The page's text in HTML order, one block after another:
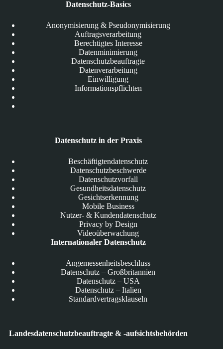
Datenschutz-Basics
Anonymisierung & Pseudonymisierung
Auftragsverarbeitung
Berechtigtes Interesse
Datenminimierung
Datenschutzbeauftragte
Datenverarbeitung
Einwilligung
Informationspflichten
Datenschutz in der Praxis
Beschäftigtendatenschutz
Datenschutzbeschwerde
Datenschutzvorfall
Gesundheitsdatenschutz
Gesichtserkennung
Mobile Business
Nutzer- & Kundendatenschutz
Privacy by Design
Videoüberwachung
Internationaler Datenschutz
Angemessenheitsbeschluss
Datenschutz – Großbritannien
Datenschutz – USA
Datenschutz – Italien
Standardvertragsklauseln
Landesdatenschutzbeauftragte & -aufsichtsbehörden